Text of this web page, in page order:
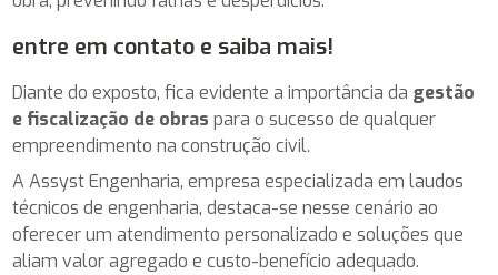
entre em contato e saiba mais!
Diante do exposto, fica evidente a importância da gestão
e fiscalização de obras para o sucesso de qualquer
empreendimento na construção civil.
A Assyst Engenharia, empresa especializada em laudos
técnicos de engenharia, destaca-se nesse cenário ao
oferecer um atendimento personalizado e soluções que
aliam valor agregado e custo-benefício adequado.